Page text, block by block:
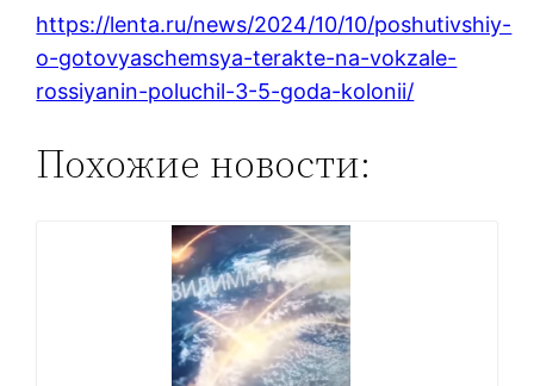
https://lenta.ru/news/2024/10/10/poshutivshiy-
o-gotovyaschemsya-terakte-na-vokzale-
rossiyanin-poluchil-3-5-goda-kolonii/
Похожие новости: